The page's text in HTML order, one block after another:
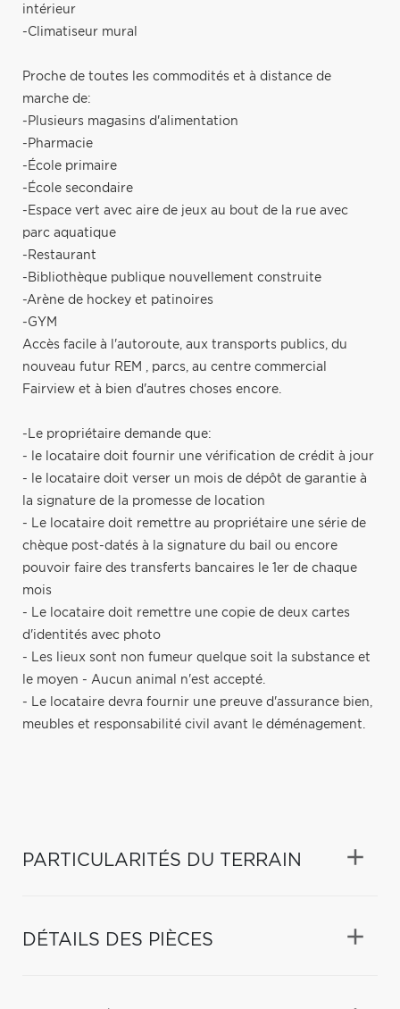
intérieur
-Climatiseur mural
Proche de toutes les commodités et à distance de
marche de:
-Plusieurs magasins d'alimentation
-Pharmacie
-École primaire
-École secondaire
-Espace vert avec aire de jeux au bout de la rue avec
parc aquatique
-Restaurant
-Bibliothèque publique nouvellement construite
-Arène de hockey et patinoires
-GYM
Accès facile à l'autoroute, aux transports publics, du
nouveau futur REM , parcs, au centre commercial
Fairview et à bien d'autres choses encore.
-Le propriétaire demande que:
- le locataire doit fournir une vérification de crédit à jour
- le locataire doit verser un mois de dépôt de garantie à
la signature de la promesse de location
- Le locataire doit remettre au propriétaire une série de
chèque post-datés à la signature du bail ou encore
pouvoir faire des transferts bancaires le 1er de chaque
mois
- Le locataire doit remettre une copie de deux cartes
d'identités avec photo
- Les lieux sont non fumeur quelque soit la substance et
le moyen - Aucun animal n'est accepté.
- Le locataire devra fournir une preuve d'assurance bien,
meubles et responsabilité civil avant le déménagement.
PARTICULARITÉS DU TERRAIN
DÉTAILS DES PIÈCES